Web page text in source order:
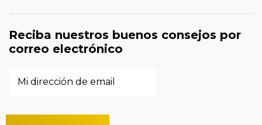
Reciba nuestros buenos consejos por
correo electrónico